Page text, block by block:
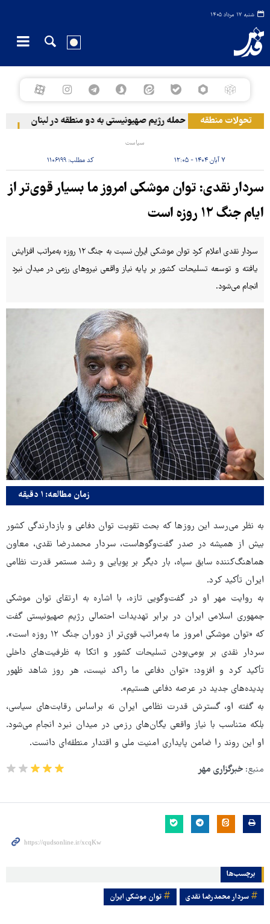
شنبه ۱۷ مرداد ۱۴۰۵
تحولات منطقه حمله رژیم صهیونیستی به دو منطقه در لبنان
سیاست
۷ آبان ۱۴۰۴ - ۱۲:۰۵ کد مطلب: ۱۱۰۶۱۹۹
سردار نقدی: توان موشکی امروز ما بسیار قوی‌تر از
ایام جنگ ۱۲ روزه است
سردار نقدی اعلام کرد توان موشکی ایران نسبت به جنگ ۱۲ روزه به‌مراتب افزایش
یافته و توسعه تسلیحات کشور بر پایه نیاز واقعی نیروهای رزمی در میدان نبرد
انجام می‌شود.
زمان مطالعه: ۱ دقیقه
به نظر می‌رسد این روزها که بحث تقویت توان دفاعی و بازدارندگی کشور
بیش از همیشه در صدر گفت‌وگوهاست، سردار محمدرضا نقدی، معاون
هماهنگ‌کننده سابق سپاه، بار دیگر بر پویایی و رشد مستمر قدرت نظامی
ایران تأکید کرد.
به روایت مهر او در گفت‌وگویی تازه، با اشاره به ارتقای توان موشکی
جمهوری اسلامی ایران در برابر تهدیدات احتمالی رژیم صهیونیستی گفت
که «توان موشکی امروز ما به‌مراتب قوی‌تر از دوران جنگ ۱۲ روزه است».
سردار نقدی بر بومی‌بودن تسلیحات کشور و اتکا به ظرفیت‌های داخلی
تأکید کرد و افزود: «توان دفاعی ما راکد نیست، هر روز شاهد ظهور
پدیده‌های جدید در عرصه دفاعی هستیم».
به گفته او، گسترش قدرت نظامی ایران نه براساس رقابت‌های سیاسی،
بلکه متناسب با نیاز واقعی یگان‌های رزمی در میدان نبرد انجام می‌شود.
او این روند را ضامن پایداری امنیت ملی و اقتدار منطقه‌ای دانست.
منبع: خبرگزاری مهر
برچسب‌ها
سردار محمدرضا نقدی توان موشکی ایران